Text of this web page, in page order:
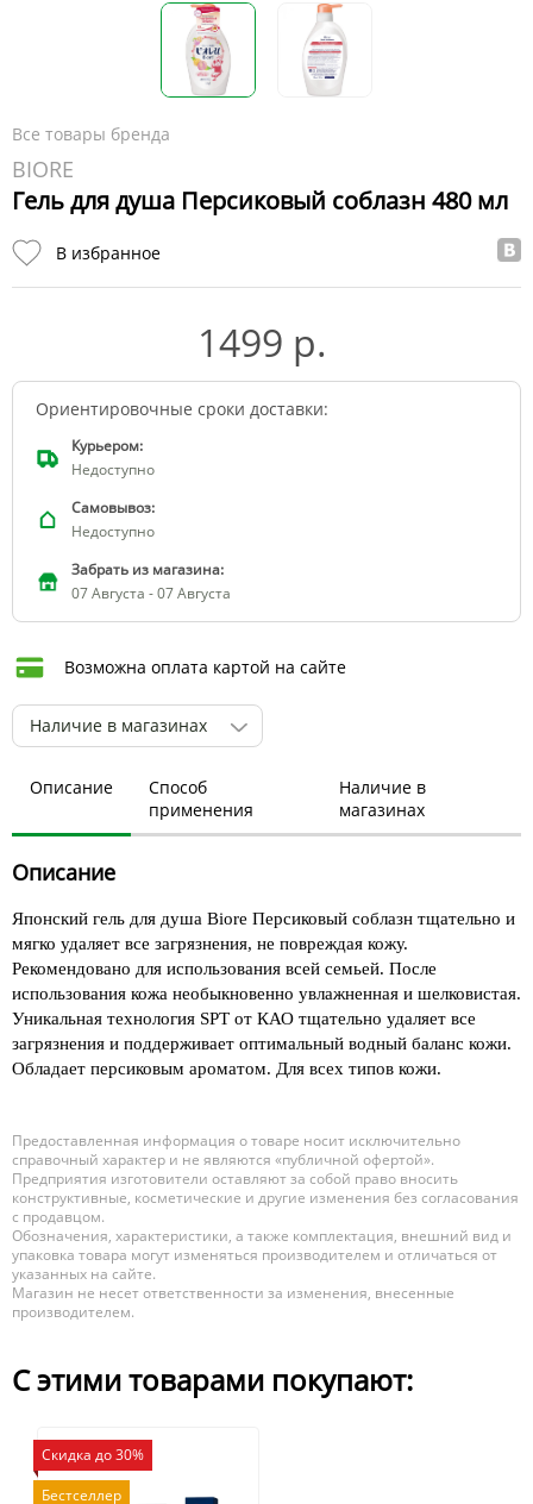
Все товары бренда
BIORE
Гель для душа Персиковый соблазн 480 мл
В избранное
1499 р.
Ориентировочные сроки доставки:
Курьером:
Недоступно
Самовывоз:
Недоступно
Забрать из магазина:
07 Августа - 07 Августа
Возможна оплата картой на сайте
Наличие в магазинах
Описание
Способ
применения
Наличие в
магазинах
Описание
Японский гель для душа Biore Персиковый соблазн тщательно и
мягко удаляет все загрязнения, не повреждая кожу.
Рекомендовано для использования всей семьей. После
использования кожа необыкновенно увлажненная и шелковистая.
Уникальная технология SPT от КАО тщательно удаляет все
загрязнения и поддерживает оптимальный водный баланс кожи.
Обладает персиковым ароматом. Для всех типов кожи.
Предоставленная информация о товаре носит исключительно
справочный характер и не являются «публичной офертой».
Предприятия изготовители оставляют за собой право вносить
конструктивные, косметические и другие изменения без согласования
с продавцом.
Обозначения, характеристики, а также комплектация, внешний вид и
упаковка товара могут изменяться производителем и отличаться от
указанных на сайте.
Магазин не несет ответственности за изменения, внесенные
производителем.
С этими товарами покупают:
Скидка до 30%
Бестселлер